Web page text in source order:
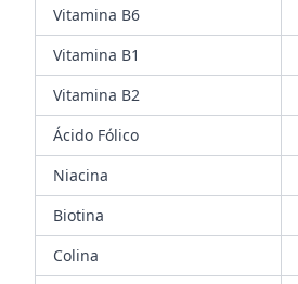
Vitamina B6
Vitamina B1
Vitamina B2
Ácido Fólico
Niacina
Biotina
Colina